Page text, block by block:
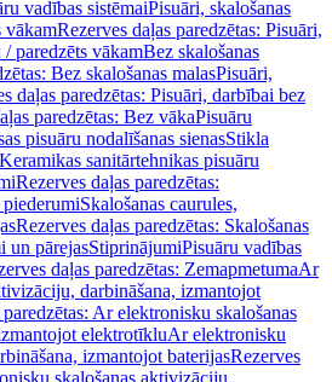
vadības sistēmaiPisuāri, skalošanas
vākamRezerves daļas paredzētas: Pisuāri,
paredzēts vākamBez skalošanas
Bez skalošanas malasPisuāri,
daļas paredzētas: Pisuāri, darbībai bez
paredzētas: Bez vākaPisuāru
pisuāru nodalīšanas sienasStikla
Keramikas sanitārtehnikas pisuāru
Rezerves daļas paredzētas:
Skalošanas caurules,
Rezerves daļas paredzētas: Skalošanas
un pārejasStiprinājumiPisuāru vadības
daļas paredzētas: ZemapmetumaAr
darbināšana, izmantojot
Ar elektronisku skalošanas
elektrotīkluAr elektronisku
izmantojot baterijasRezerves
skalošanas aktivizāciju,